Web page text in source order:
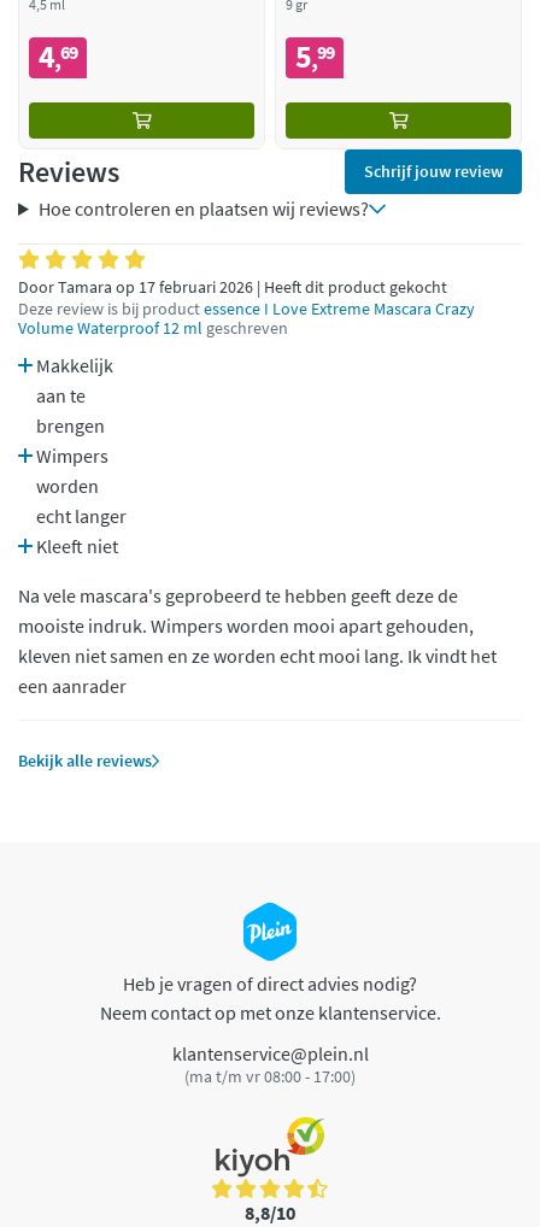
4,5 ml
4,69
9 gr
5,99
Reviews Schrijf jouw review
Hoe controleren en plaatsen wij reviews?
Door Tamara op 17 februari 2026 | Heeft dit product gekocht
Deze review is bij productessence I Love Extreme Mascara Crazy
Volume Waterproof 12 ml geschreven
Makkelijk
aan te
brengen
Wimpers
worden
echt langer
Kleeft niet
Na vele mascara's geprobeerd te hebben geeft deze de
mooiste indruk. Wimpers worden mooi apart gehouden,
kleven niet samen en ze worden echt mooi lang. Ik vindt het
een aanrader
Bekijk alle reviews
Heb je vragen of direct advies nodig?
Neem contact op met onze klantenservice.
klantenservice@plein.nl
(ma t/m vr 08:00 - 17:00)
8,8/10